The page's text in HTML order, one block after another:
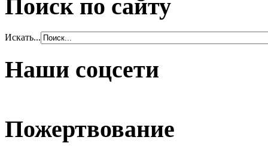
Поиск по сайту
Искать...
Наши соцсети
Пожертвование